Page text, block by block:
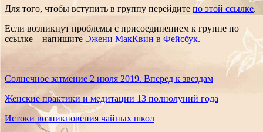
Для того, чтобы вступить в группу перейдите по этой ссылке.
Если возникнут проблемы с присоединением к группе по
ссылке – напишите Эжени МакКвин в Фейсбук.
Солнечное затмение 2 июля 2019. Вперед к звездам
Женские практики и медитации 13 полнолуний года
Истоки возникновения чайных школ